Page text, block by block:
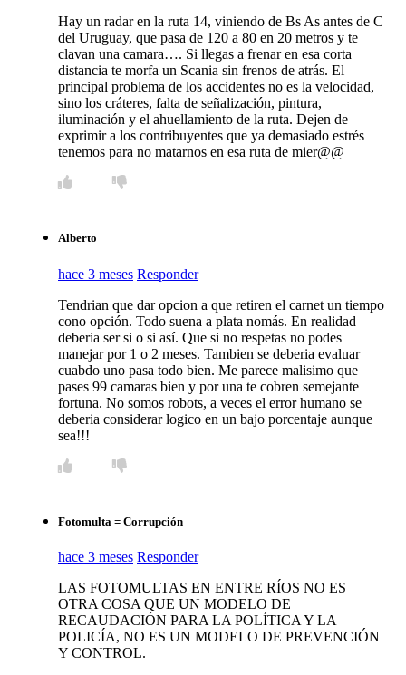
Hay un radar en la ruta 14, viniendo de Bs As antes de C
del Uruguay, que pasa de 120 a 80 en 20 metros y te
clavan una camara…. Si llegas a frenar en esa corta
distancia te morfa un Scania sin frenos de atrás. El
principal problema de los accidentes no es la velocidad,
sino los cráteres, falta de señalización, pintura,
iluminación y el ahuellamiento de la ruta. Dejen de
exprimir a los contribuyentes que ya demasiado estrés
tenemos para no matarnos en esa ruta de mier@@
Alberto
hace 3 meses Responder
Tendrian que dar opcion a que retiren el carnet un tiempo
cono opción. Todo suena a plata nomás. En realidad
deberia ser si o si así. Que si no respetas no podes
manejar por 1 o 2 meses. Tambien se deberia evaluar
cuabdo uno pasa todo bien. Me parece malisimo que
pases 99 camaras bien y por una te cobren semejante
fortuna. No somos robots, a veces el error humano se
deberia considerar logico en un bajo porcentaje aunque
sea!!!
Fotomulta = Corrupción
hace 3 meses Responder
LAS FOTOMULTAS EN ENTRE RÍOS NO ES
OTRA COSA QUE UN MODELO DE
RECAUDACIÓN PARA LA POLÍTICA Y LA
POLICÍA, NO ES UN MODELO DE PREVENCIÓN
Y CONTROL.